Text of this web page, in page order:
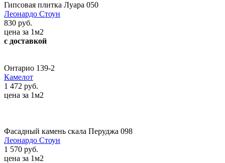
Гипсовая плитка Луара 050
Леонардо Стоун
830 руб.
цена за 1м2
с доставкой
Онтарио 139-2
Камелот
1 472 руб.
цена за 1м2
Фасадный камень скала Перуджа 098
Леонардо Стоун
1 570 руб.
цена за 1м2